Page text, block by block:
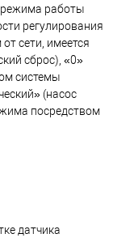
работы
регулирования
сети, имеется
сброс), «0»
системы
(насос
посредством
датчика